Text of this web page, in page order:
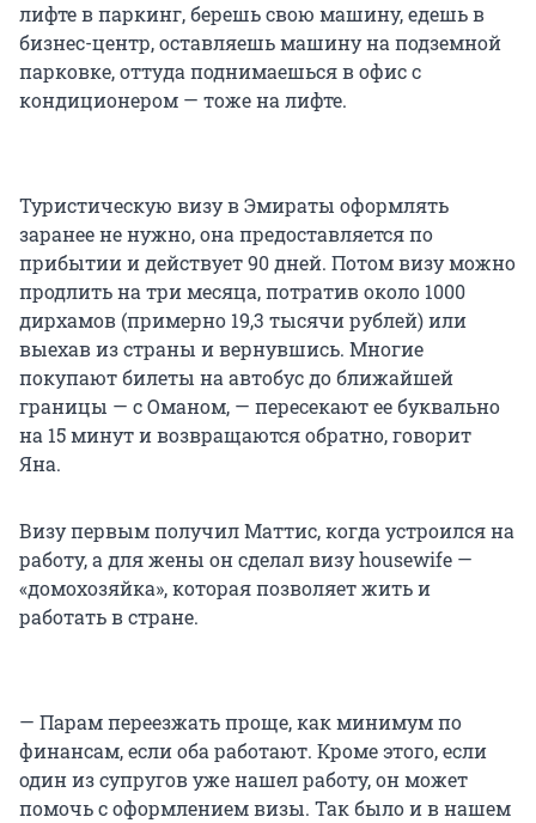
лифте в паркинг, берешь свою машину, едешь в
бизнес-центр, оставляешь машину на подземной
парковке, оттуда поднимаешься в офис с
кондиционером — тоже на лифте.
Туристическую визу в Эмираты оформлять
заранее не нужно, она предоставляется по
прибытии и действует 90 дней. Потом визу можно
продлить на три месяца, потратив около 1000
дирхамов (примерно 19,3 тысячи рублей) или
выехав из страны и вернувшись. Многие
покупают билеты на автобус до ближайшей
границы — с Оманом, — пересекают ее буквально
на 15 минут и возвращаются обратно, говорит
Яна.
Визу первым получил Маттис, когда устроился на
работу, а для жены он сделал визу housewife —
«домохозяйка», которая позволяет жить и
работать в стране.
— Парам переезжать проще, как минимум по
финансам, если оба работают. Кроме этого, если
один из супругов уже нашел работу, он может
помочь с оформлением визы. Так было и в нашем